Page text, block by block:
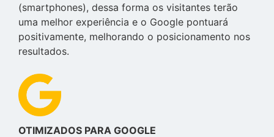
(smartphones), dessa forma os visitantes terão
uma melhor experiência e o Google pontuará
positivamente, melhorando o posicionamento nos
resultados.
OTIMIZADOS PARA GOOGLE